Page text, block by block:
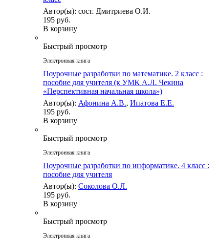
Автор(ы): сост. Дмитриева О.И.
195 руб.
В корзину
Быстрый просмотр
Электронная книга
Поурочные разработки по математике. 2 класс :
пособие для учителя (к УМК А.Л. Чекина
«Перспективная начальная школа»)
Автор(ы): Афонина А.В., Ипатова Е.Е.
195 руб.
В корзину
Быстрый просмотр
Электронная книга
Поурочные разработки по информатике. 4 класс :
пособие для учителя
Автор(ы): Соколова О.Л.
195 руб.
В корзину
Быстрый просмотр
Электронная книга